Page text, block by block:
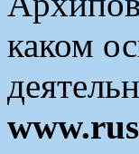
каком